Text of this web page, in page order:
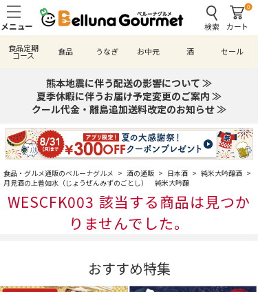
検索
0
カート
食品定期
コース 食品 うなぎ お中元 酒 セール
熊本地震に伴う配送の影響について ≫
夏季休暇に伴うお届け予定変更のご案内 ≫
クール代金・離島追加送料改定のお知らせ ≫
食品・グルメ通販のベルーナグルメ > 酒の通販 > 日本酒 > 純米大吟醸酒 >
月見酒の上善如水（じょうぜんみずのごとし） 純米大吟醸
WESCFK003 該当する商品は見つか
りませんでした。
おすすめ特集